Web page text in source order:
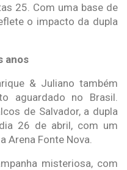
25. Com uma base de
o impacto da dupla
anos
& Juliano também
aguardado no Brasil.
de Salvador, a dupla
26 de abril, com um
Arena Fonte Nova.
misteriosa, com